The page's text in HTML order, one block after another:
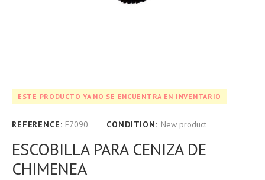
ESTE PRODUCTO YA NO SE ENCUENTRA EN INVENTARIO
REFERENCE: E7090 CONDITION: New product
ESCOBILLA PARA CENIZA DE
CHIMENEA